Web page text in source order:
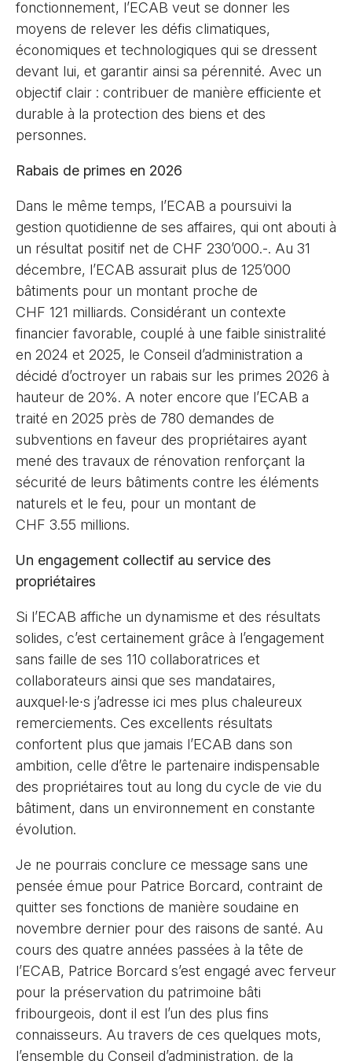
fonctionnement, l’ECAB veut se donner les
moyens de relever les défis climatiques,
économiques et technologiques qui se dressent
devant lui, et garantir ainsi sa pérennité. Avec un
objectif clair : contribuer de manière efficiente et
durable à la protection des biens et des
personnes.
Rabais de primes en 2026
Dans le même temps, l’ECAB a poursuivi la
gestion quotidienne de ses affaires, qui ont abouti à
un résultat positif net de CHF 230’000.-. Au 31
décembre, l’ECAB assurait plus de 125’000
bâtiments pour un montant proche de
CHF 121 milliards. Considérant un contexte
financier favorable, couplé à une faible sinistralité
en 2024 et 2025, le Conseil d’administration a
décidé d’octroyer un rabais sur les primes 2026 à
hauteur de 20%. A noter encore que l’ECAB a
traité en 2025 près de 780 demandes de
subventions en faveur des propriétaires ayant
mené des travaux de rénovation renforçant la
sécurité de leurs bâtiments contre les éléments
naturels et le feu, pour un montant de
CHF 3.55 millions.
Un engagement collectif au service des
propriétaires
Si l’ECAB affiche un dynamisme et des résultats
solides, c’est certainement grâce à l’engagement
sans faille de ses 110 collaboratrices et
collaborateurs ainsi que ses mandataires,
auxquel∙le∙s j’adresse ici mes plus chaleureux
remerciements. Ces excellents résultats
confortent plus que jamais l’ECAB dans son
ambition, celle d’être le partenaire indispensable
des propriétaires tout au long du cycle de vie du
bâtiment, dans un environnement en constante
évolution.
Je ne pourrais conclure ce message sans une
pensée émue pour Patrice Borcard, contraint de
quitter ses fonctions de manière soudaine en
novembre dernier pour des raisons de santé. Au
cours des quatre années passées à la tête de
l’ECAB, Patrice Borcard s’est engagé avec ferveur
pour la préservation du patrimoine bâti
fribourgeois, dont il est l’un des plus fins
connaisseurs. Au travers de ces quelques mots,
l’ensemble du Conseil d’administration, de la